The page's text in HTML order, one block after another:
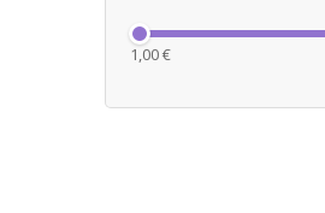
1,00 €